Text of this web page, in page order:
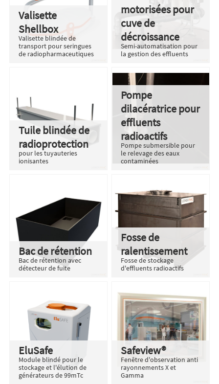
Valisette
Shellbox
Valisette blindée de
transport pour seringues
de radiopharmaceutiques
motorisées pour
cuve de
décroissance
Semi-automatisation pour
la gestion des effluents
Tuile blindée de
radioprotection
pour les tuyauteries
ionisantes
Pompe
dilacératrice pour
effluents
radioactifs
Pompe submersible pour
le relevage des eaux
contaminées
Bac de rétention
Bac de rétention avec
détecteur de fuite
Fosse de
ralentissement
Fosse de stockage
d'effluents radioactifs
EluSafe
Module blindé pour le
stockage et l'élution de
générateurs de 99mTc
Safeview®
Fenêtre d'observation anti
rayonnements X et
Gamma